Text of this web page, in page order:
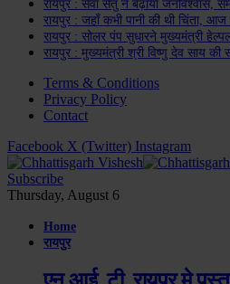
रायपुर : सेवा सेतु ने बढ़ाया जनविश्वास,
रायपुर : जहाँ कभी पानी की थी चिंता,
रायपुर : सोलर पंप सुधारने मुख्यमंत्री
रायपुर : मुख्यमंत्री श्री विष्णु देव साय
Terms & Conditions
Privacy Policy
Contact
Facebook X (Twitter) Instagram
Subscribe
Thursday, August 6
Home
रायपुर